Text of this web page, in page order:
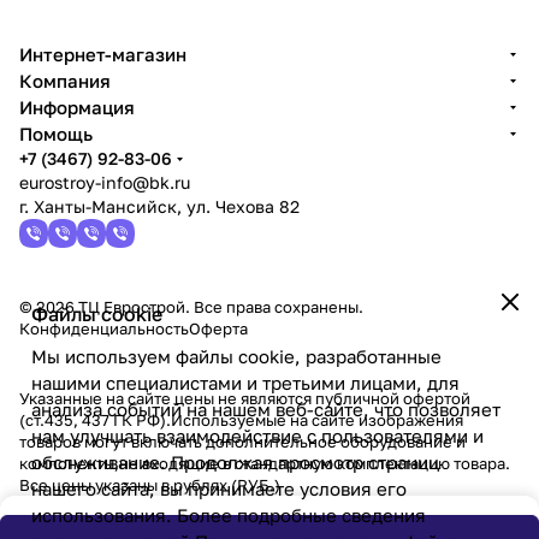
Файлы cookie
Мы используем файлы cookie, разработанные
нашими специалистами и третьими лицами, для
анализа событий на нашем веб-сайте, что позволяет
нам улучшать взаимодействие с пользователями и
обслуживание. Продолжая просмотр страниц
нашего сайта, вы принимаете условия его
использования. Более подробные сведения
Интернет-магазин
Компания
Информация
Помощь
+7 (3467) 92-83-06
eurostroy-info@bk.ru
г. Ханты-Мансийск, ул. Чехова 82
© 2026 ТЦ Еврострой. Все права сохранены.
КонфиденциальностьОферта
Указанные на сайте цены не являются публичной офертой
(ст.435, 437 ГК РФ).Используемые на сайте изображения
товаров могут включать дополнительное оборудование и
компоненты,не входящие в стандартную комплектацию товара.
Все цены указаны в рублях (PУБ.)